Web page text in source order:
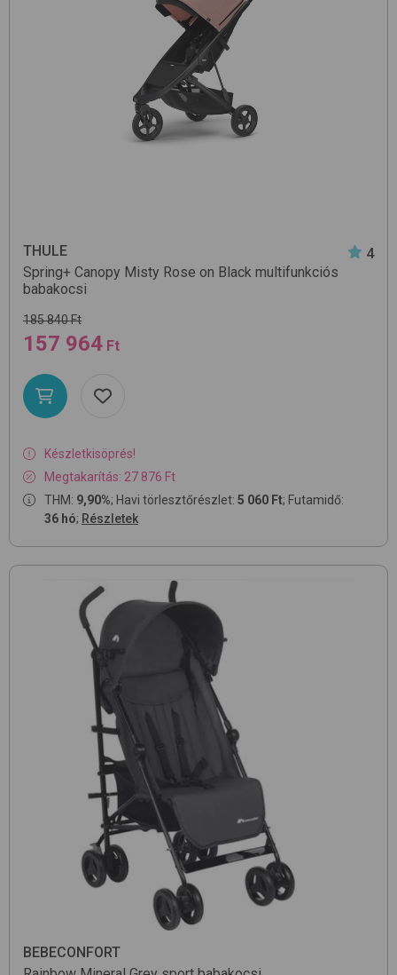
THULE
4
Spring+ Canopy Misty Rose on Black multifunkciós
babakocsi
185 840 Ft
157 964 Ft
Készletkisöprés!
Megtakarítás: 27 876 Ft
THM: 9,90%; Havi törlesztőrészlet: 5 060 Ft; Futamidő:
36 hó; Részletek
BEBECONFORT